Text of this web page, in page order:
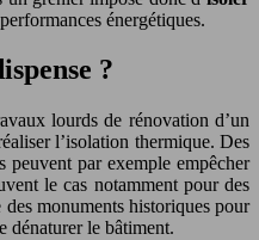
énergétiques.
?
lourds de rénovation d’un
l’isolation thermique. Des
peuvent par exemple empêcher
le cas notamment pour des
monuments historiques pour
dénaturer le bâtiment.